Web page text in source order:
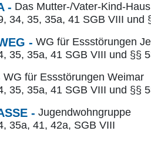
- Das Mutter-/Vater-Kind-Haus
34, 35, 35a, 41 SGB VIII und
- WG für Essstörungen
35, 35a, 41 SGB VIII und §§
WG für Essstörungen Weimar
35, 35a, 41 SGB VIII und §§
- Jugendwohngruppe
35a, 41, 42a, SGB VIII